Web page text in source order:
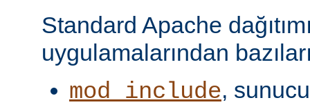
Standard Apache
uygulamalarından
mod_include,